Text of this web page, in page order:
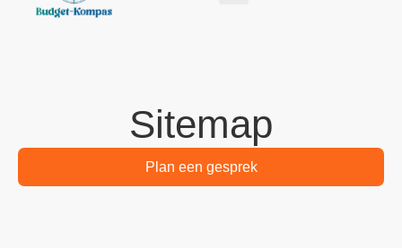
Sitemap
Plan een gesprek